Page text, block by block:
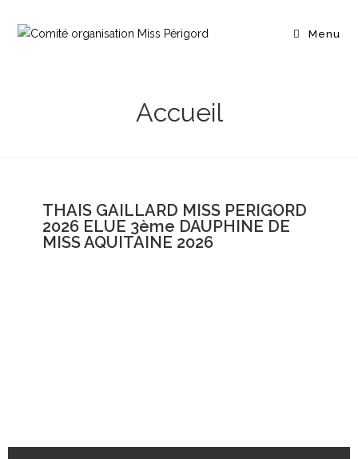
Menu
Accueil
THAIS GAILLARD MISS PERIGORD
2026 ELUE 3ème DAUPHINE DE
MISS AQUITAINE 2026